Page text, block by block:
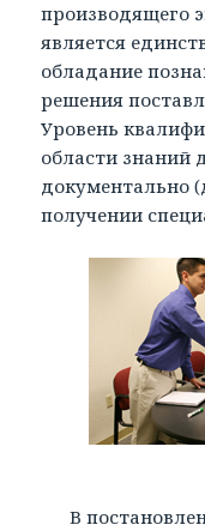
производящего
является
обладание
решения
Уровень
области знаний
документально
получении
В